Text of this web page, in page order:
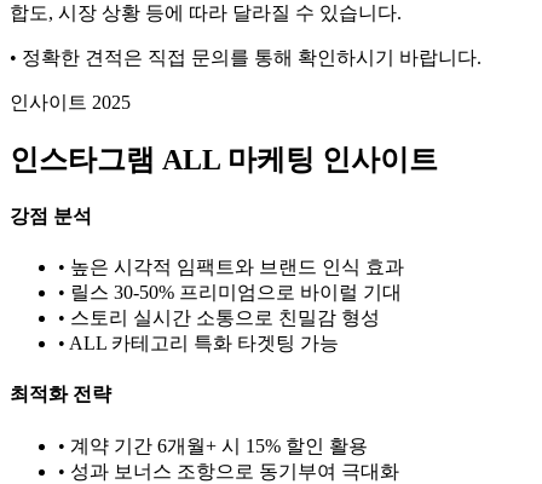
합도, 시장 상황 등에 따라 달라질 수 있습니다.
• 정확한 견적은 직접 문의를 통해 확인하시기 바랍니다.
인사이트 2025
인스타그램 ALL 마케팅 인사이트
강점 분석
• 높은 시각적 임팩트와 브랜드 인식 효과
• 릴스 30-50% 프리미엄으로 바이럴 기대
• 스토리 실시간 소통으로 친밀감 형성
• ALL 카테고리 특화 타겟팅 가능
최적화 전략
• 계약 기간 6개월+ 시 15% 할인 활용
• 성과 보너스 조항으로 동기부여 극대화